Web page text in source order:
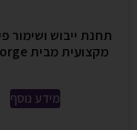
תחנת ייבוש ושימור
מקצועית מבית FlashForge
מידע נוסף